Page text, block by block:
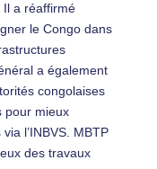
Il a réaffirmé
le Congo dans
a également
congolaises
pour mieux
l’INBVS. MBTP
des travaux